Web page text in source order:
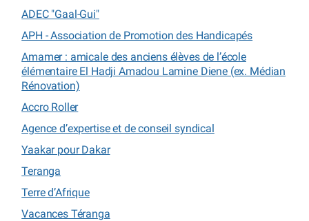
ADEC "Gaal-Gui"
APH - Association de Promotion des Handicapés
Amamer : amicale des anciens élèves de l’école
élémentaire El Hadji Amadou Lamine Diene (ex. Médian
Rénovation)
Accro Roller
Agence d’expertise et de conseil syndical
Yaakar pour Dakar
Teranga
Terre d’Afrique
Vacances Téranga